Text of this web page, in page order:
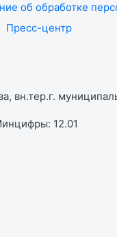
об обработке
Пресс-центр
вн.тер.г.
12.01